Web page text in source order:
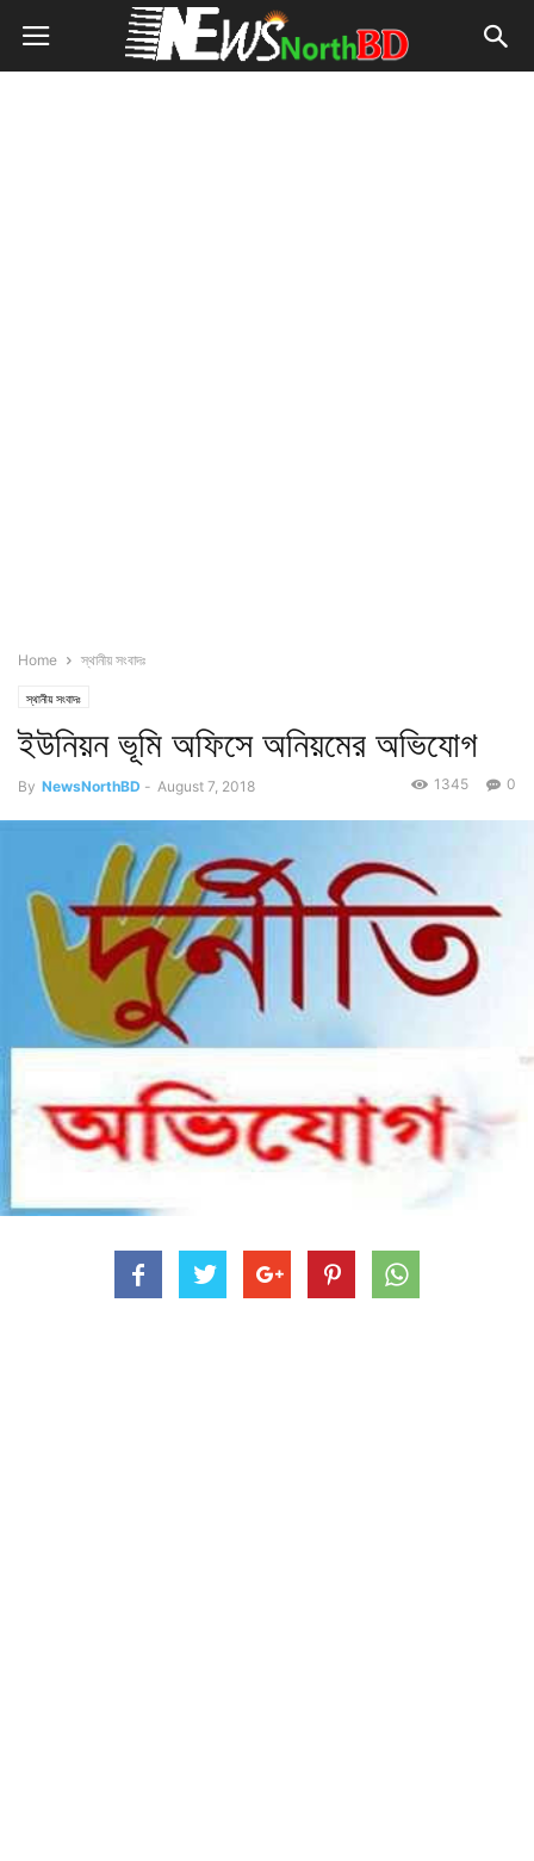
Home স্থানীয় সংবাদঃ
স্থানীয় সংবাদঃ
ইউনিয়ন ভূমি অফিসে অনিয়মের অভিযোগ
By NewsNorthBD - August 7, 2018 0
1345